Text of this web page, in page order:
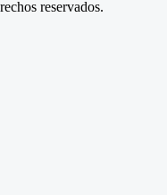
reservados.